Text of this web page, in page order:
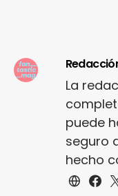
La
puede
seguro
hecho